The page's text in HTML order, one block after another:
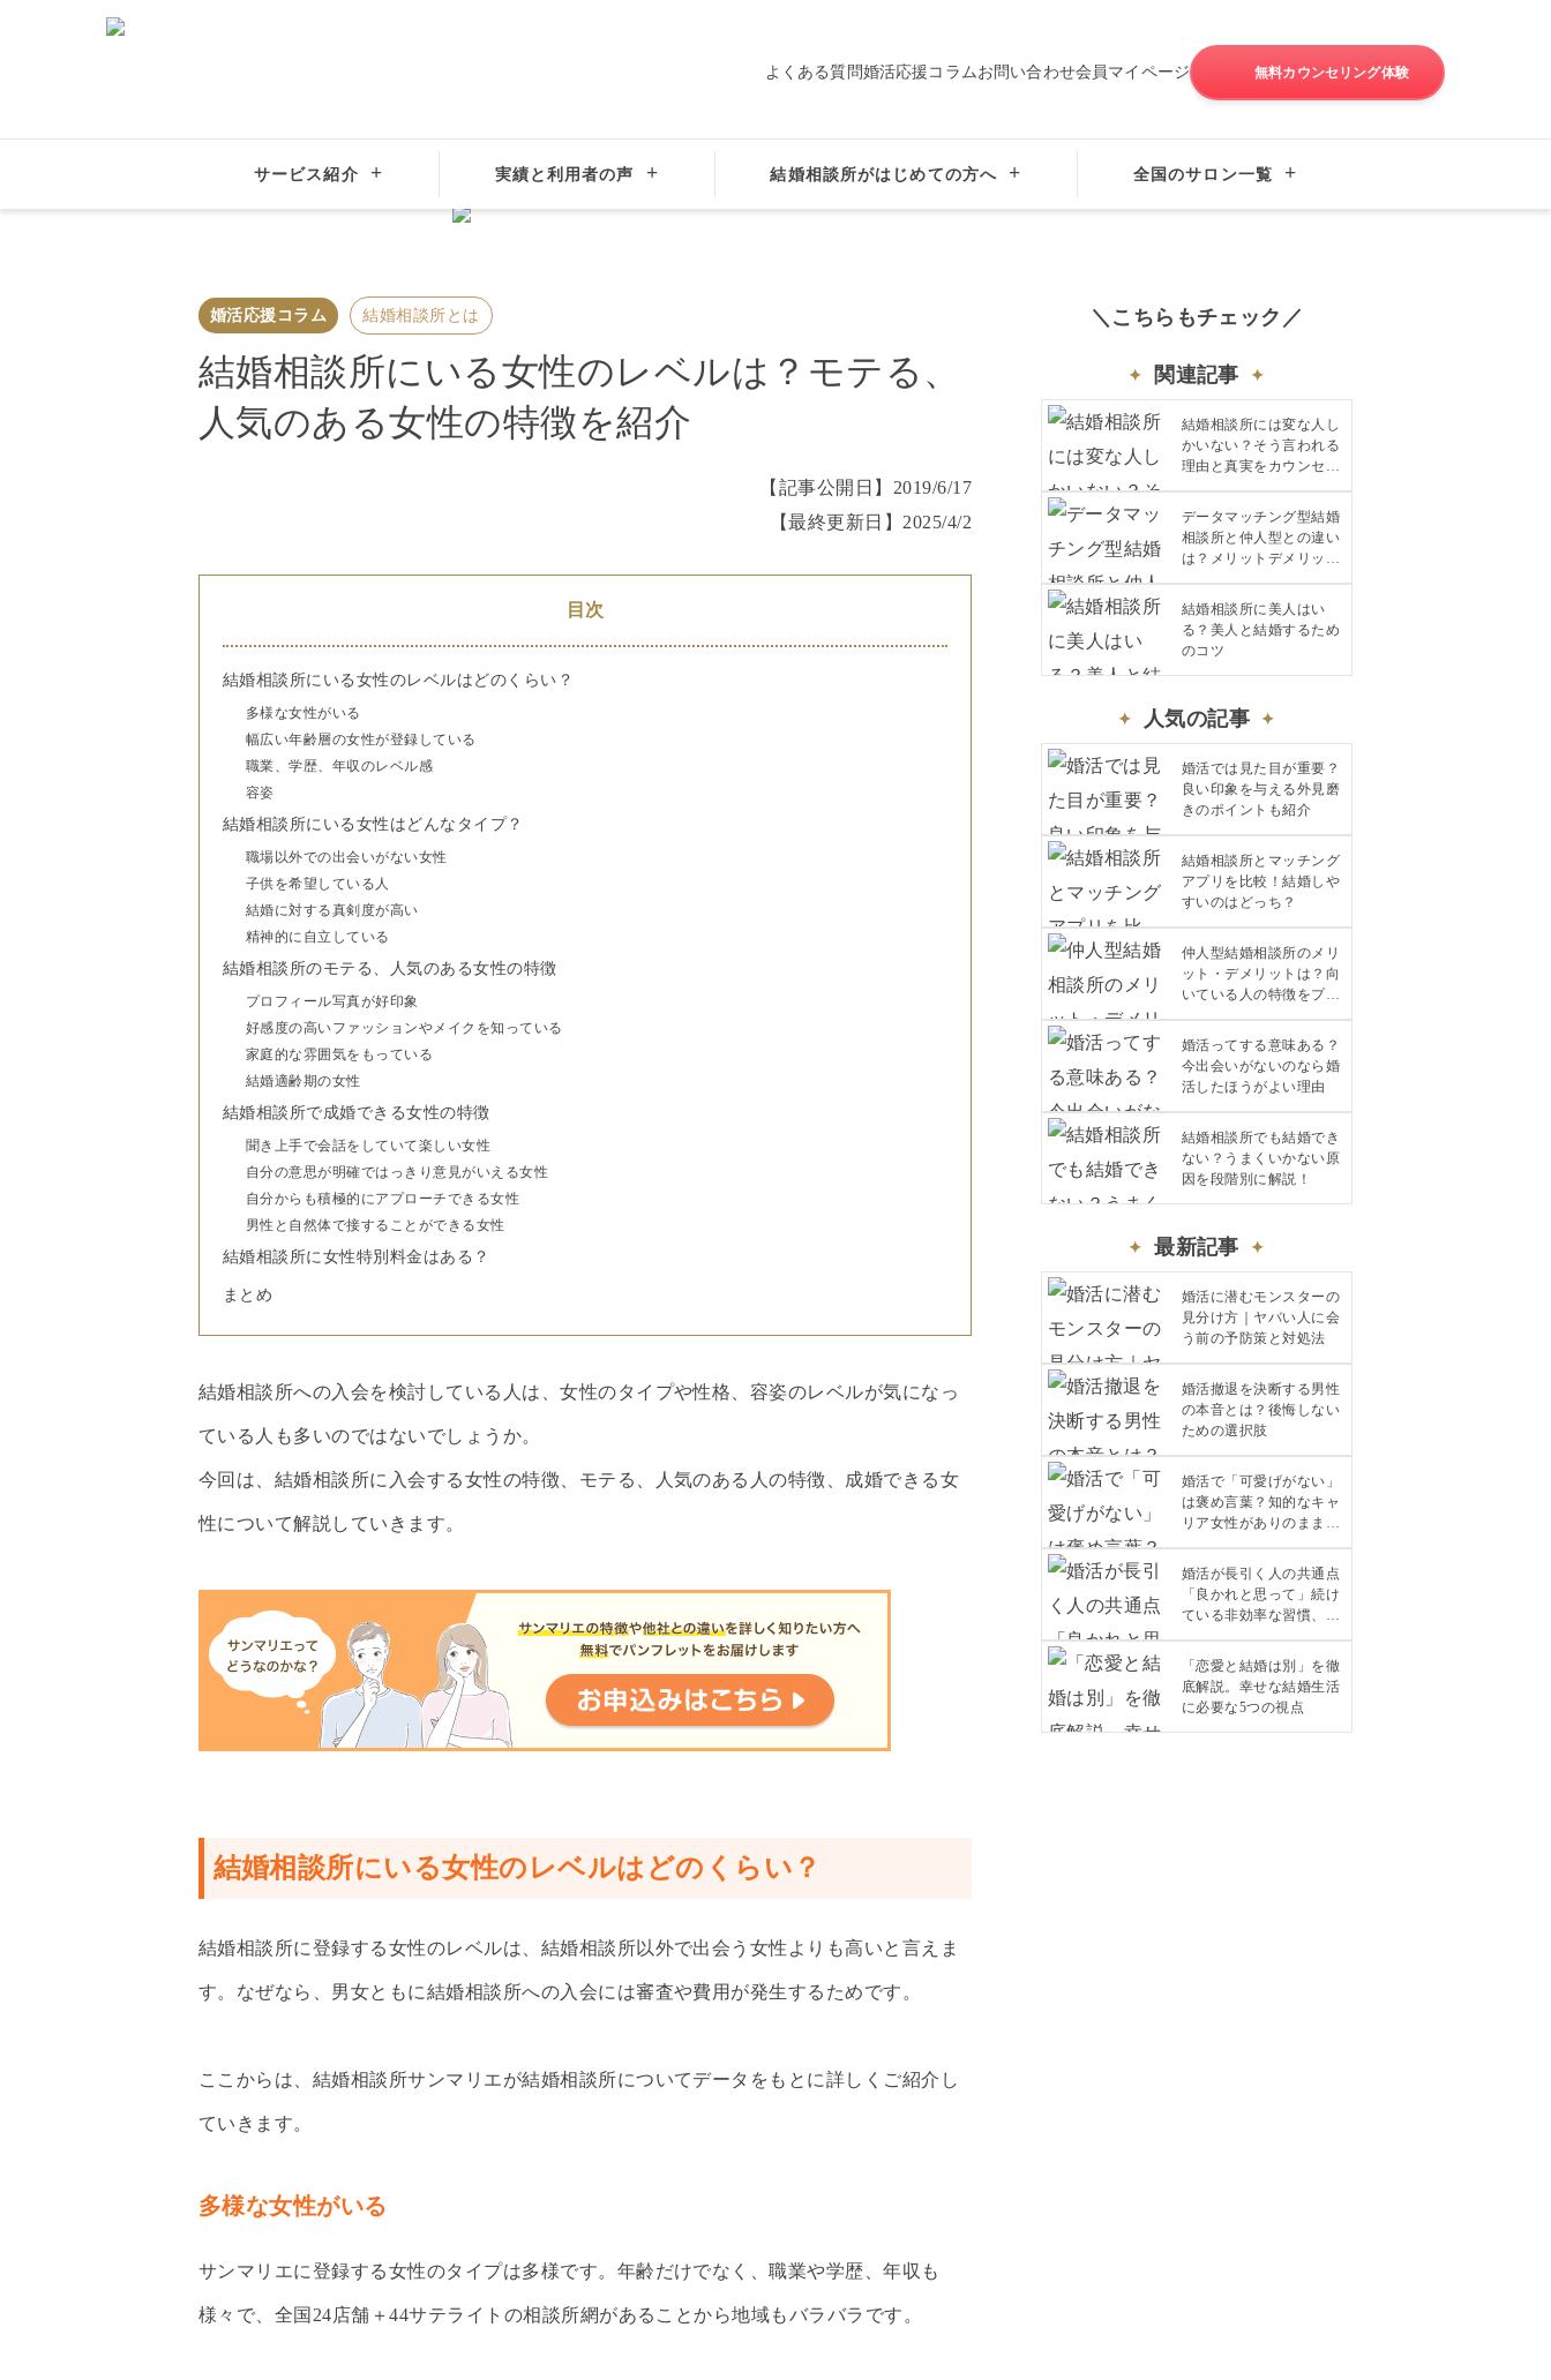
よくある質問婚活応援コラム お問い合わせ会員マイページ 無料カウンセリング体験
サービス紹介 実績と利用者の声 結婚相談所がはじめての方へ 全国のサロン一覧
婚活応援コラム 結婚相談所とは 結婚相談所にいる女性のレベルは？モテる、人気のある女性の特徴を紹介
婚活応援コラム 結婚相談所とは
結婚相談所にいる女性のレベルは？モテる、
人気のある女性の特徴を紹介
【記事公開日】 2019/6/17
【最終更新日】 2025/4/2
目次
結婚相談所にいる女性のレベルはどのくらい？
多様な女性がいる
幅広い年齢層の女性が登録している
職業、学歴、年収のレベル感
容姿
結婚相談所にいる女性はどんなタイプ？
職場以外での出会いがない女性
子供を希望している人
結婚に対する真剣度が高い
精神的に自立している
結婚相談所のモテる、人気のある女性の特徴
プロフィール写真が好印象
好感度の高いファッションやメイクを知っている
家庭的な雰囲気をもっている
結婚適齢期の女性
結婚相談所で成婚できる女性の特徴
聞き上手で会話をしていて楽しい女性
自分の意思が明確ではっきり意見がいえる女性
自分からも積極的にアプローチできる女性
男性と自然体で接することができる女性
結婚相談所に女性特別料金はある？
まとめ
結婚相談所への入会を検討している人は、女性のタイプや性格、容姿のレベルが気になっ
ている人も多いのではないでしょうか。
今回は、結婚相談所に入会する女性の特徴、モテる、人気のある人の特徴、成婚できる女
性について解説していきます。
結婚相談所にいる女性のレベルはどのくらい？
結婚相談所に登録する女性のレベルは、結婚相談所以外で出会う女性よりも高いと言えま
す。なぜなら、男女ともに結婚相談所への入会には審査や費用が発生するためです。
ここからは、結婚相談所サンマリエが結婚相談所についてデータをもとに詳しくご紹介し
ていきます。
多様な女性がいる
サンマリエに登録する女性のタイプは多様です。年齢だけでなく、職業や学歴、年収も
様々で、全国24店舗＋44サテライトの相談所網があることから地域もバラバラです。
＼こちらもチェック／
関連記事
結婚相談所には変な人し
かいない？そう言われる
理由と真実をカウンセラ
ーが解説
データマッチング型結婚
相談所と仲人型との違い
は？メリットデメリット
も解説
結婚相談所に美人はい
る？美人と結婚するため
のコツ
人気の記事
婚活では見た目が重要？
良い印象を与える外見磨
きのポイントも紹介
結婚相談所とマッチング
アプリを比較！結婚しや
すいのはどっち？
仲人型結婚相談所のメリ
ット・デメリットは？向
いている人の特徴をプロ
が解説
婚活ってする意味ある？
今出会いがないのなら婚
活したほうがよい理由
結婚相談所でも結婚でき
ない？うまくいかない原
因を段階別に解説！
最新記事
婚活に潜むモンスターの
見分け方｜ヤバい人に会
う前の予防策と対処法
婚活撤退を決断する男性
の本音とは？後悔しない
ための選択肢
婚活で「可愛げがない」
は褒め言葉？知的なキャ
リア女性がありのままで
愛されるコツ
婚活が長引く人の共通点
「良かれと思って」続け
ている非効率な習慣、今
すぐ見直しませんか？
「恋愛と結婚は別」を徹
底解説。幸せな結婚生活
に必要な5つの視点